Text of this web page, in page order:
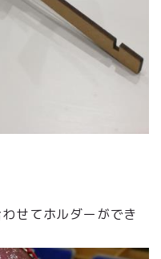
せてホルダーができ